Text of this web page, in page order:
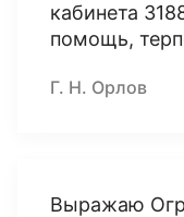
кабинета
помощь,
Г. Н. Орлов
Выражаю